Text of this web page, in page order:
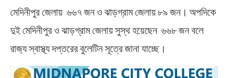
মেদিনীপুর জেলায় ৬৬৭ জন ও ঝাড়গ্রাম জেলায় ৮৯ জন। অপদিকে
দুই মেদিনীপুর ও ঝাড়গ্রাম জেলায় সুস্থ হয়েছেন ৬৬৮ জন বলে
রাজ‍্য স্বাস্থ্য দপ্তরের বুলেটিন সূত্রে জানা যাচ্ছে।